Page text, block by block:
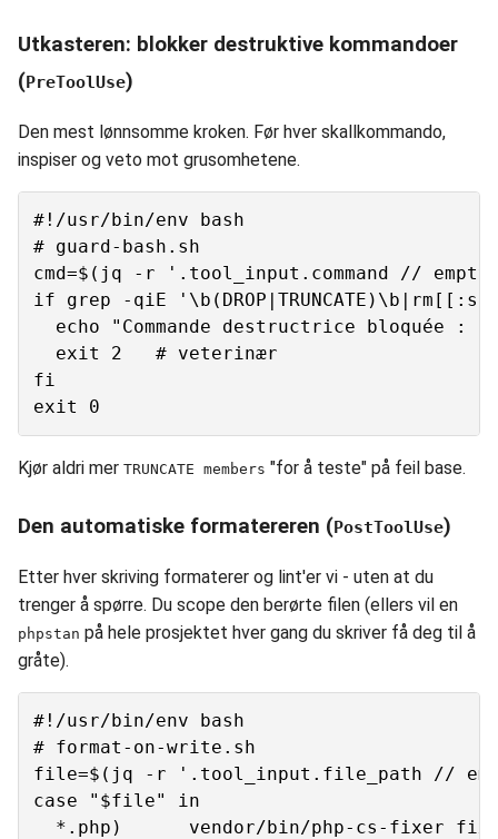
Utkasteren: blokker destruktive kommandoer
(PreToolUse)
Den mest lønnsomme kroken. Før hver skallkommando,
inspiser og veto mot grusomhetene.
#!/usr/bin/env bash
# guard-bash.sh
cmd=$(jq -r '.tool_input.command //
if grep -qiE
echo "Commande destructrice bloquée :
  exit 2   # veterinær
fi
Kjør aldri mer TRUNCATE members "for å teste" på feil base.
Den automatiske formatereren (PostToolUse)
Etter hver skriving formaterer og lint'er vi - uten at du
trenger å spørre. Du scope den berørte filen (ellers vil en
phpstan på hele prosjektet hver gang du skriver få deg til å
gråte).
#!/usr/bin/env bash
# format-on-write.sh
file=$(jq -r '.tool_input.file_path //
case "$file" in
*.php)      vendor/bin/php-cs-fixer fix